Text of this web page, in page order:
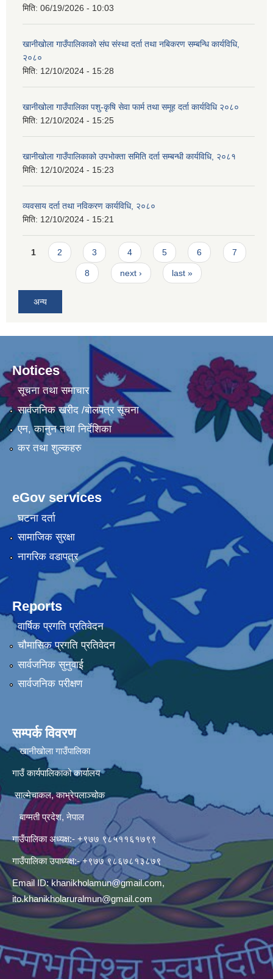
मिति: 06/19/2026 - 10:03
खानीखोला गाउँपालिकाको संघ संस्था दर्ता तथा नबिकरण सम्बन्धि कार्यविधि,
२०८०
मिति: 12/10/2024 - 15:28
खानीखोला गाउँपालिका पशु-कृषि सेवा फार्म तथा समूह दर्ता कार्यविधि २०८०
मिति: 12/10/2024 - 15:25
खानीखोला गाउँपालिकाको उपभोक्ता समिति दर्ता सम्बन्धी कार्यविधि, २०८१
मिति: 12/10/2024 - 15:23
व्यवसाय दर्ता तथा नविकरण कार्यविधि, २०८०
मिति: 12/10/2024 - 15:21
Pages
1 2 3 4 5 6 7
8 next › last »
अन्य
Notices
सूचना तथा समाचार
सार्वजनिक खरीद /बोलपत्र सूचना
एन, कानुन तथा निर्देशिका
कर तथा शुल्कहरु
eGov services
घटना दर्ता
सामाजिक सुरक्षा
नागरिक वडापत्र
Reports
वार्षिक प्रगति प्रतिवेदन
चौमासिक प्रगति प्रतिवेदन
सार्वजनिक सुनुवाई
सार्वजनिक परीक्षण
सम्पर्क विवरण
खानीखोला गाउँपालिका
गाउँ कार्यपालिकाको कार्यालय
साल्मेचाकल, काभ्रेपलाञ्चोक
बाग्मती प्रदेश, नेपाल
गाउँपालिका अध्यक्ष:- +९७७ ९८५११६१७९९
गाउँपालिका उपाध्यक्ष:- +९७७ ९८६७८१३८७९
Email ID:khanikholamun@gmail.com,
ito.khanikholaruralmun@gmail.com